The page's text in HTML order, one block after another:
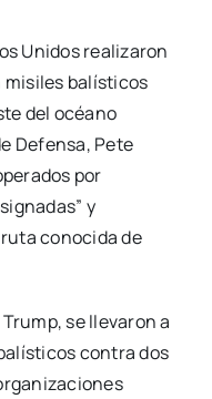
Unidos realizaron
misiles balísticos
del océano
Defensa, Pete
por
y
conocida de
se llevaron a
contra dos